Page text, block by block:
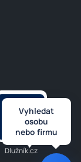
Dlužník.cz
Vyhledat
osobu
nebo firmu